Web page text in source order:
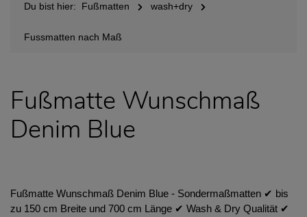
Du bist hier: Fußmatten wash+dry
Fussmatten nach Maß
Fußmatte Wunschmaß
Denim Blue
Fußmatte Wunschmaß Denim Blue - Sondermaßmatten ✔︎ bis
zu 150 cm Breite und 700 cm Länge ✔︎ Wash & Dry Qualität ✔︎